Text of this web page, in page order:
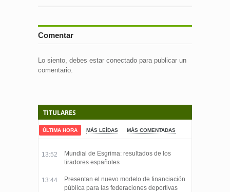
Comentar
Lo siento, debes estar conectado para publicar un
comentario.
TITULARES
ÚLTIMA HORA MÁS LEÍDAS MÁS COMENTADAS
13:52
Mundial de Esgrima: resultados de los
tiradores españoles
13:44
Presentan el nuevo modelo de financiación
pública para las federaciones deportivas